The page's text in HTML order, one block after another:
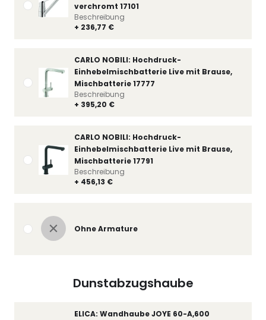
verchromt 17101
+ 236,77 €
Beschreibung
CARLO NOBILI: Hochdruck-
Einhebelmischbatterie Live mit Brause,
Mischbatterie 17777
+ 395,20 €
Beschreibung
CARLO NOBILI: Hochdruck-
Einhebelmischbatterie Live mit Brause,
Mischbatterie 17791
+ 456,13 €
Beschreibung
Ohne Armature
Dunstabzugshaube
ELICA: Wandhaube JOYE 60-A,600